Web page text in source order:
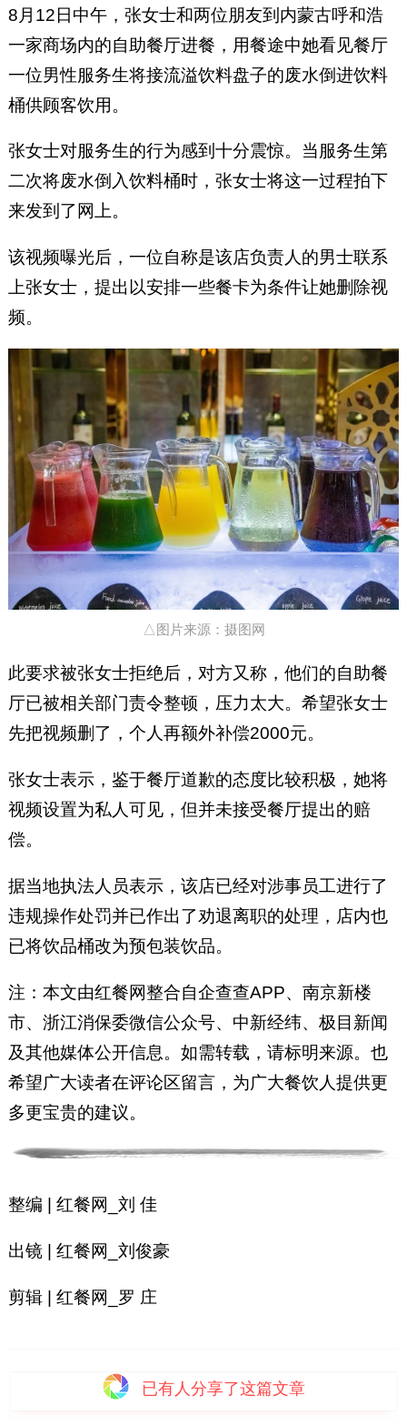
8月12日中午，张女士和两位朋友到内蒙古呼和浩
一家商场内的自助餐厅进餐，用餐途中她看见餐厅
一位男性服务生将接流溢饮料盘子的废水倒进饮料
桶供顾客饮用。
张女士对服务生的行为感到十分震惊。当服务生第
二次将废水倒入饮料桶时，张女士将这一过程拍下
来发到了网上。
该视频曝光后，一位自称是该店负责人的男士联系
上张女士，提出以安排一些餐卡为条件让她删除视
频。
△图片来源：摄图网
此要求被张女士拒绝后，对方又称，他们的自助餐
厅已被相关部门责令整顿，压力太大。希望张女士
先把视频删了，个人再额外补偿2000元。
张女士表示，鉴于餐厅道歉的态度比较积极，她将
视频设置为私人可见，但并未接受餐厅提出的赔
偿。
据当地执法人员表示，该店已经对涉事员工进行了
违规操作处罚并已作出了劝退离职的处理，店内也
已将饮品桶改为预包装饮品。
注：本文由红餐网整合自企查查APP、南京新楼
市、浙江消保委微信公众号、中新经纬、极目新闻
及其他媒体公开信息。如需转载，请标明来源。也
希望广大读者在评论区留言，为广大餐饮人提供更
多更宝贵的建议。
整编 | 红餐网_刘 佳
出镜 | 红餐网_刘俊豪
剪辑 | 红餐网_罗 庄
已有 人分享了这篇文章